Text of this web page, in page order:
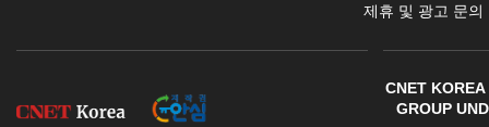
제휴 및 광고 문의
CNET
GROUP